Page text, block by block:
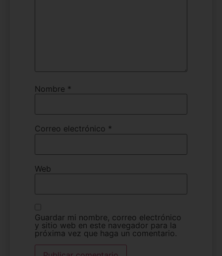
Nombre *
Correo electrónico *
Web
Guardar mi nombre, correo electrónico
y sitio web en este navegador para la
próxima vez que haga un comentario.